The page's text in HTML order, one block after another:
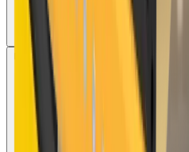
ロータリースクリーン